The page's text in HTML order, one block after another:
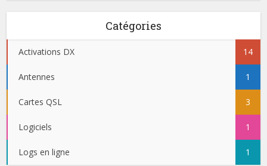
Catégories
Activations DX 14
Antennes 1
Cartes QSL 3
Logiciels 1
Logs en ligne 1